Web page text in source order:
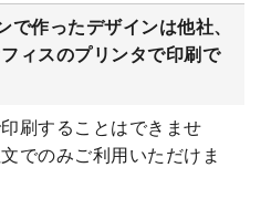
た。
ザインテンプレート
を公開いた
しました。
見積書表紙）のデザインテン
で作ったデザインは他社、
ィスのプリンタで印刷で
刷することはできませ
でのみご利用いただけま